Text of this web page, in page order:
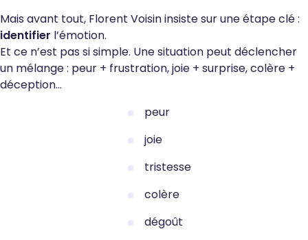
Mais avant tout, Florent Voisin insiste sur une étape clé :
identifier l’émotion.
Et ce n’est pas si simple. Une situation peut déclencher
un mélange : peur + frustration, joie + surprise, colère +
déception…
peur
joie
tristesse
colère
dégoût